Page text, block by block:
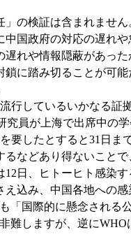
の検証は含まれませ
国政府の対応の遅れ
れや情報隠蔽があっ
に踏み切ることが可
しているいかなる証
員が上海で出席中の
したとすると31日ま
などあり得ないこと
日、ヒトーヒト感染
込み、中国各地への
国際的に懸念される
しますが、逆に